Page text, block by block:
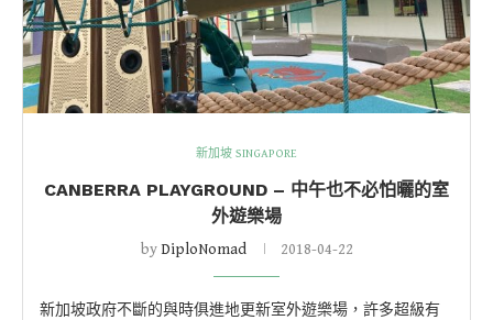
新加坡 SINGAPORE
CANBERRA PLAYGROUND – 中午也不必怕曬的室
外遊樂場
byDiploNomad 2018-04-22
新加坡政府不斷的與時俱進地更新室外遊樂場，許多超級有